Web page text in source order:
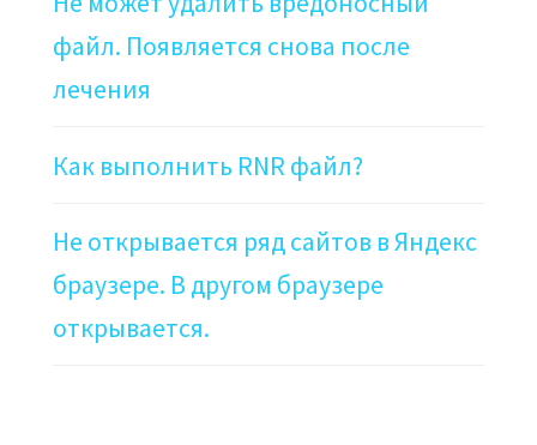
файл. Появляется снова после
лечения
Как выполнить RNR файл?
Не открывается ряд сайтов в Яндекс
браузере. В другом браузере
открывается.